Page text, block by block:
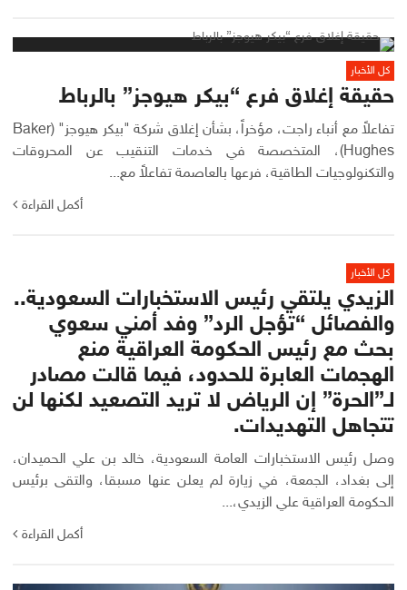
كل الأخبار
حقيقة إغلاق فرع “بيكر هيوجز” بالرباط
تفاعلاً مع أنباء راجت، مؤخراً، بشأن إغلاق شركة "بيكر هيوجز" (Baker
Hughes)، المتخصصة في خدمات التنقيب عن المحروقات
والتكنولوجيات الطاقية، فرعها بالعاصمة تفاعلاً مع...
أكمل القراءة
كل الأخبار
الزيدي يلتقي رئيس الاستخبارات السعودية..
والفصائل “تؤجل الرد” وفد أمني سعوي
بحث مع رئيس الحكومة العراقية منع
الهجمات العابرة للحدود، فيما قالت مصادر
لـ”الحرة” إن الرياض لا تريد التصعيد لكنها لن
تتجاهل التهديدات.
وصل رئيس الاستخبارات العامة السعودية، خالد بن علي الحميدان،
إلى بغداد، الجمعة، في زيارة لم يعلن عنها مسبقا، والتقى برئيس
الحكومة العراقية علي الزيدي،...
أكمل القراءة